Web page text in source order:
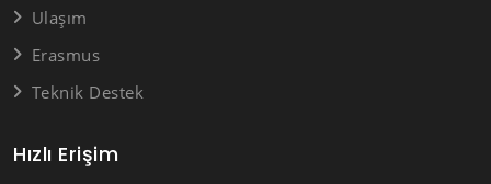
Hızlı Erişim
Ulaşım
Erasmus
Teknik Destek